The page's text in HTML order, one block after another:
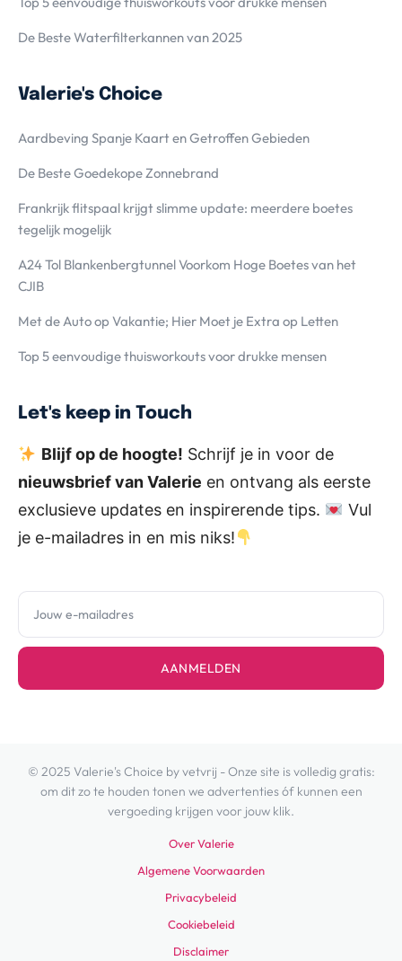
De Beste Waterfilterkannen van 2025
Valerie's Choice
Aardbeving Spanje Kaart en Getroffen Gebieden
De Beste Goedekope Zonnebrand
Frankrijk flitspaal krijgt slimme update: meerdere boetes
tegelijk mogelijk
A24 Tol Blankenbergtunnel Voorkom Hoge Boetes van het
CJIB
Met de Auto op Vakantie; Hier Moet je Extra op Letten
Top 5 eenvoudige thuisworkouts voor drukke mensen
Let's keep in Touch
Blijf op de hoogte! Schrijf je in voor de
nieuwsbrief van Valerie en ontvang als eerste
exclusieve updates en inspirerende tips.
Vul
je e-mailadres in en mis niks!
AANMELDEN
© 2025 Valerie's Choice by vetvrij - Onze site is volledig gratis:
om dit zo te houden tonen we advertenties óf kunnen een
vergoeding krijgen voor jouw klik.
Over Valerie
Algemene Voorwaarden
Privacybeleid
Cookiebeleid
Disclaimer